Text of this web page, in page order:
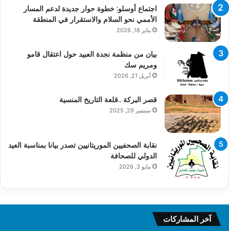
اجتماع أوسلو: خطوة حوار جديدة لدعم المسار
الأممي نحو السلام والاستقرار في المنطقة
يناير 18, 2026
بيان من منظمة نجدة العبيد حول اعتقال قامو
ومريم سك
أبريل 21, 2026
قصر البركة ..قلعة التاريخ المنسية
سبتمبر 29, 2025
نقابة الصحفيين الموريتانيين تصدر بيانا بمناسبة العيد
الدولي للصحافة
مايو 3, 2026
آخر المشاركات